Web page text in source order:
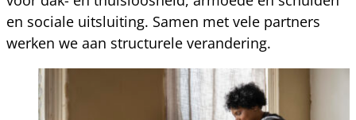
en sociale uitsluiting. Samen met vele partners
werken we aan structurele verandering.